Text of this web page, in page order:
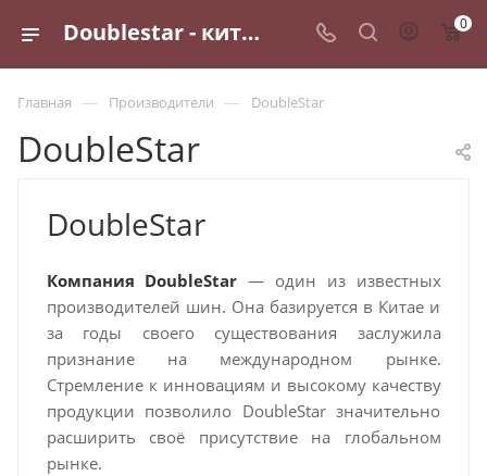
Doublestar - китайский производитель автомобильных шин 0
Главная — Производители — DoubleStar
DoubleStar
DoubleStar
Компания DoubleStar — один из известных
производителей шин. Она базируется в Китае и
за годы своего существования заслужила
признание на международном рынке.
Стремление к инновациям и высокому качеству
продукции позволило DoubleStar значительно
расширить своё присутствие на глобальном
рынке.